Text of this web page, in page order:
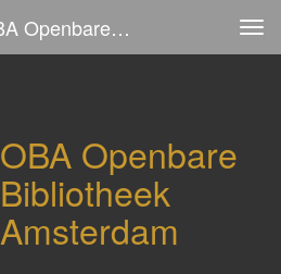
Mieke Unterhorst - OBA Openbare Bibliotheek Amsterdam
OBA Openbare
Bibliotheek
Amsterdam